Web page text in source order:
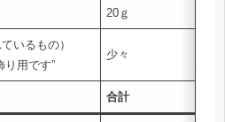
20ｇ
いるもの）
り用です”
少々
合計